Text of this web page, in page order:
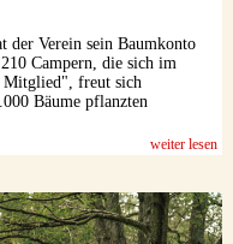
der Verein sein Baumkonto
Campern, die sich im
Mitglied", freut sich
Bäume pflanzten
weiter lesen